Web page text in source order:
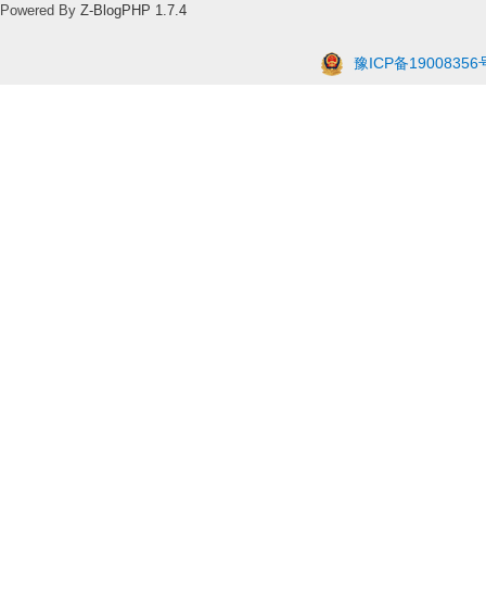
Powered By Z-BlogPHP 1.7.4
豫ICP备19008356